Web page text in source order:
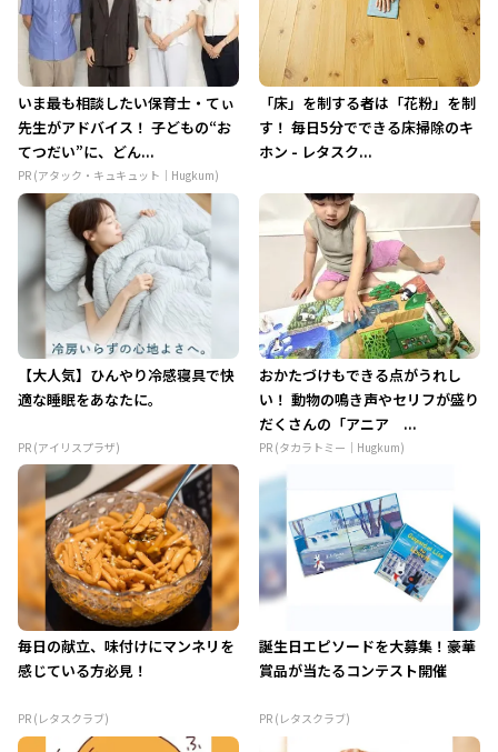
いま最も相談したい保育士・てぃ
先生がアドバイス！ 子どもの“お
てつだい”に、どん...
PR (アタック・キュキュット｜Hugkum)
「床」を制する者は「花粉」を制
す！ 毎日5分でできる床掃除のキ
ホン - レタスク...
【大人気】ひんやり冷感寝具で快
適な睡眠をあなたに。
PR (アイリスプラザ)
おかたづけもできる点がうれし
い！ 動物の鳴き声やセリフが盛り
だくさんの「アニア ...
PR (タカラトミー｜Hugkum)
毎日の献立、味付けにマンネリを
感じている方必見！
PR (レタスクラブ)
誕生日エピソードを大募集！豪華
賞品が当たるコンテスト開催
PR (レタスクラブ)